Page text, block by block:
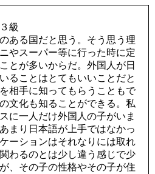
級
ある国だと思う。そう思う理
やスーパー等に行った時に定
とが多いからだ。外国人が日
ることはとてもいいことだと
相手に知ってもらうこともで
文化も知ることができる。私
に一人だけ外国人の子がいま
まり日本語が上手ではなかっ
ーションはそれなりには取れ
わるのとは少し違う感じで少
、その子の性格やその子が住